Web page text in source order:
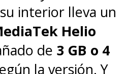
o sumar
o
interior lleva un
Helio
de 3 GB o 4
la versión. Y